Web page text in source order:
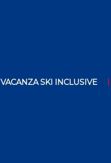
VACANZA SKI INCLUSIVE